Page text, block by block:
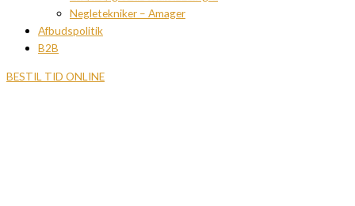
Negletekniker – Amager
Afbudspolitik
B2B
BESTIL TID ONLINE